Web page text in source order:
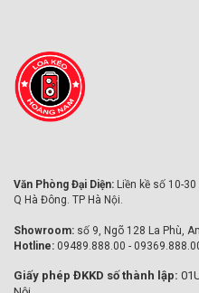
Văn Phòng Đại Diện: Liền kề số 10-
Q Hà Đông. TP Hà Nội.
Showroom: số 9, Ngõ 128 La Phù,
Hotline: 09489.888.00 -
Giấy phép ĐKKD số thành lập: